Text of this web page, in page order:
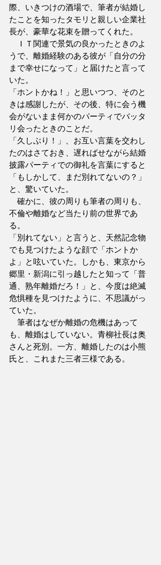
際、いきつけの酒場で、筆者が結婚し
たことを知ったタモリと親しい企業社
長が、豪華な花束を贈ってくれた。
ＩＴ関連で景気の良かったときのよ
うで、離婚経験のある彼が「自分の分
まで幸せになって」と届けたと言って
いた。
「ホントかね！」と思いつつ、そのと
きは感謝したが、その後、特に会う機
会がないまま何かのパーティでバッタ
リ会ったときのことだ。
「久しぶり！」、お互い言葉を交わし
たのはさておき、遅ればせながら結婚
披露パーティでの御礼を言葉にすると
「もしかして、まだ別れてないの？」
と、驚いていた。
確かに、彼の周りも筆者の周りも、
不倫や離婚など当たり前の世界であ
る。
「別れてない」と言うと、天然記念物
でも見つけたような顔で「ホントか
よ」と呟いていた。しかも、東京から
郷里・新潟に引っ越したと知って「普
通、熟年離婚だろ！」と、今度は絶滅
危惧種を見つけたように、不思議がっ
ていた。
筆者はなぜか離婚の危機はあって
も、離婚はしていない。青柳社長は奥
さんと死別。一方、離婚したのは小熊
氏と、これまた三者三様である。